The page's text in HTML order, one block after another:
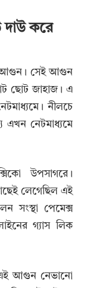
দাউ করে
আগুন। সেই আগুন
ছোট জাহাজ। এ
নীলচে
নেটমাধ্যমে
উপসাগরে।
লেগেছিল এই
সংস্থা পেমেক্স
গ্যাস লিক
এই আগুন নেভানো